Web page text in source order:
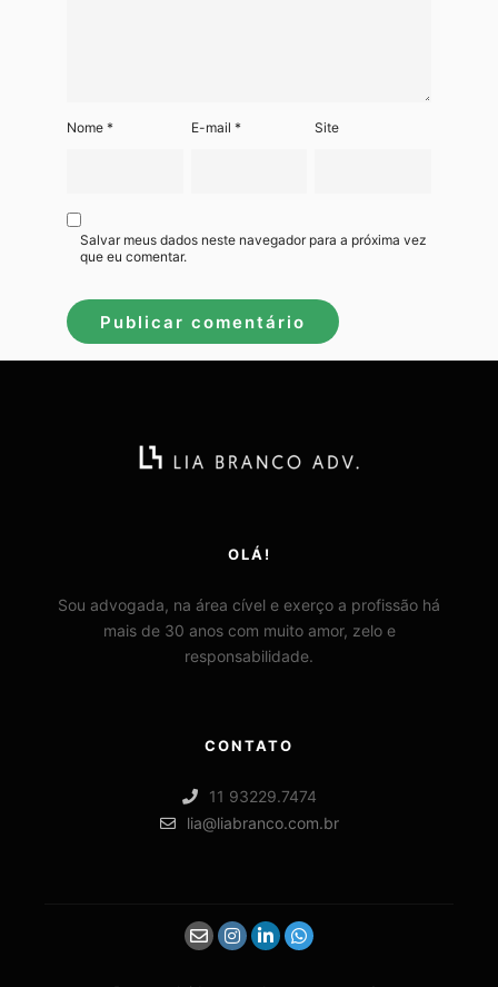
Nome * E-mail * Site
Salvar meus dados neste navegador para a próxima vez
que eu comentar.
OLÁ!
Sou advogada, na área cível e exerço a profissão há
mais de 30 anos com muito amor, zelo e
responsabilidade.
CONTATO
11 93229.7474
lia@liabranco.com.br